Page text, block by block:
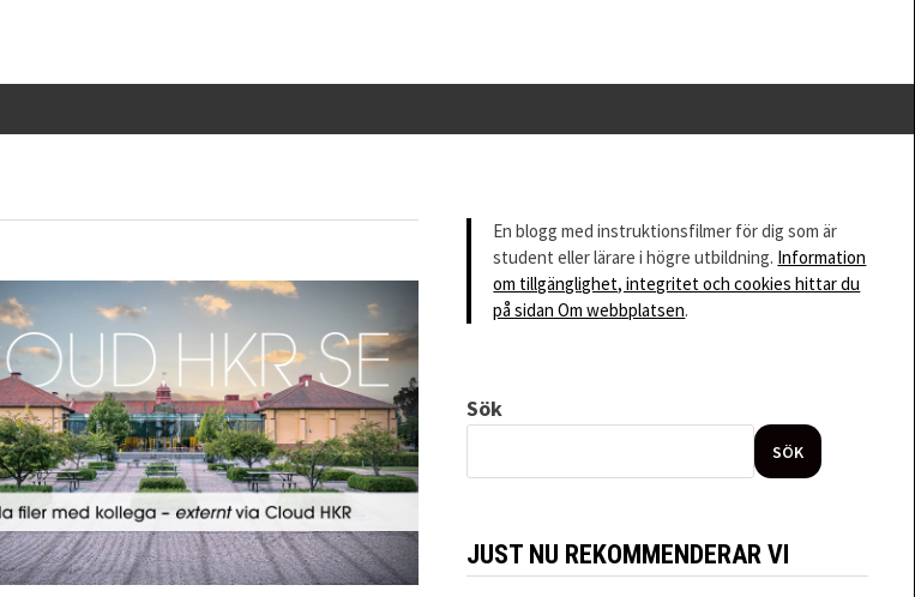
En blogg med instruktionsfilmer för dig som är
student eller lärare i högre utbildning. Information
om tillgänglighet, integritet och cookies hittar du
på sidan Om webbplatsen.
Sök
SÖK
JUST NU REKOMMENDERAR VI